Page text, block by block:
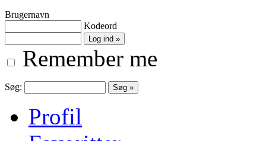
Brugernavn
Kodeord
Remember me
Søg:
Profil